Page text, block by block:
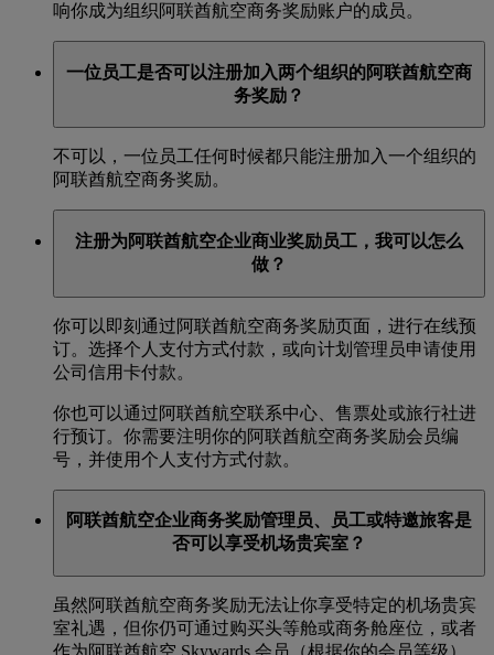
响你成为组织阿联酋航空商务奖励账户的成员。
一位员工是否可以注册加入两个组织的阿联酋航空商
务奖励？
不可以，一位员工任何时候都只能注册加入一个组织的
阿联酋航空商务奖励。
注册为阿联酋航空企业商业奖励员工，我可以怎么
做？
你可以即刻通过阿联酋航空商务奖励页面，进行在线预
订。选择个人支付方式付款，或向计划管理员申请使用
公司信用卡付款。
你也可以通过阿联酋航空联系中心、售票处或旅行社进
行预订。你需要注明你的阿联酋航空商务奖励会员编
号，并使用个人支付方式付款。
阿联酋航空企业商务奖励管理员、员工或特邀旅客是
否可以享受机场贵宾室？
虽然阿联酋航空商务奖励无法让你享受特定的机场贵宾
室礼遇，但你仍可通过购买头等舱或商务舱座位，或者
作为阿联酋航空 Skywards 会员（根据你的会员等级），